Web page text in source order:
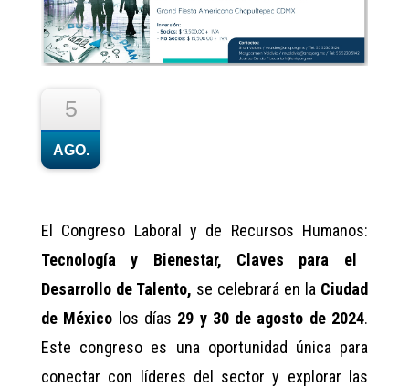
5
AGO.
El Congreso Laboral y de Recursos Humanos:
Tecnología y Bienestar, Claves para el
Desarrollo de Talento, se celebrará en la Ciudad
de México los días 29 y 30 de agosto de 2024.
Este congreso es una oportunidad única para
conectar con líderes del sector y explorar las